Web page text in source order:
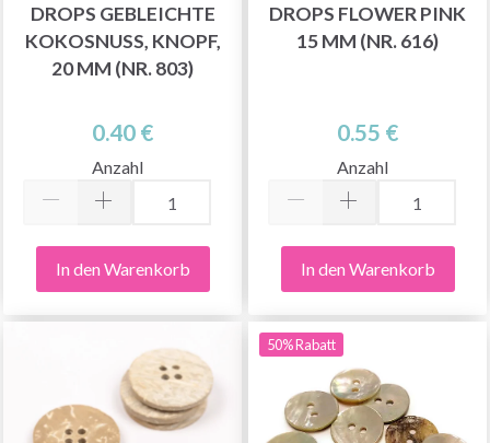
DROPS GEBLEICHTE
KOKOSNUSS, KNOPF,
20 MM (NR. 803)
0.40 €
Anzahl
In den Warenkorb
DROPS FLOWER PINK
15 MM (NR. 616)
0.55 €
Anzahl
In den Warenkorb
50% Rabatt